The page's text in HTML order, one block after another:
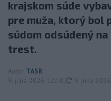
krajskom súde
pre muža, ktorý bol
súdom odsúdený
trest.
Autor TASR
9. júna 2026 12:10
aktualizované
9. júna